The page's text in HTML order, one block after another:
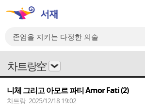
차트랑空
니체 그리고 아모르 파티 Amor Fati (2)
차트랑 2025/12/18 19:02